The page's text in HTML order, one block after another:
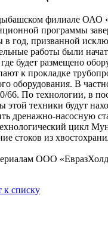
филиале ОАО
программы
в год, призванной
работы были
будет размещено
к прокладке
оборудования. В
По технологии, в
этой техники будут
дренажно-насосную
цикл
стоков из
ООО
к списку